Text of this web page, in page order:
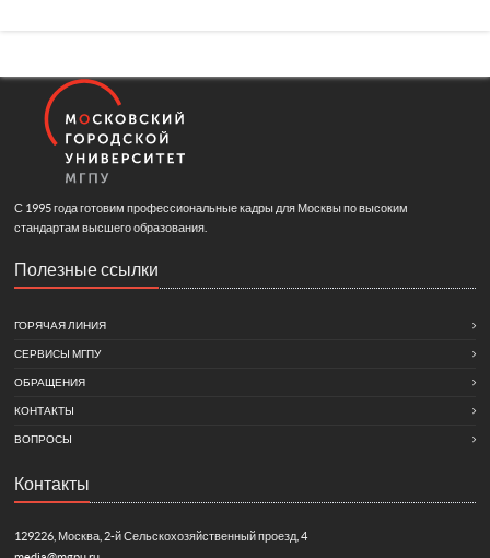
С 1995 года готовим профессиональные кадры для Москвы по высоким
стандартам высшего образования.
Полезные ссылки
ГОРЯЧАЯ ЛИНИЯ
СЕРВИСЫ МГПУ
ОБРАЩЕНИЯ
КОНТАКТЫ
ВОПРОСЫ
Контакты
129226, Москва, 2-й Сельскохозяйственный проезд, 4